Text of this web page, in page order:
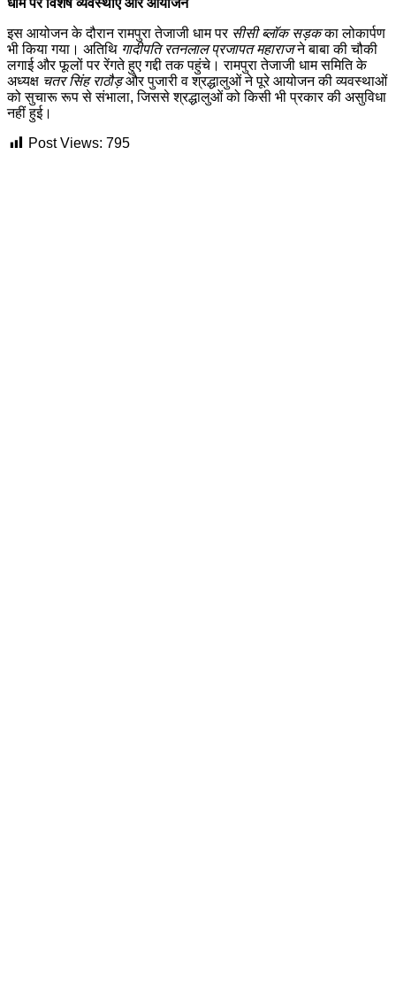
इस आयोजन के दौरान रामपुरा तेजाजी धाम पर सीसी ब्लॉक सड़कका लोकार्पण
भी किया गया। अतिथि गादीपति रतनलाल प्रजापत महाराजने बाबा की चौकी
लगाई और फूलों पर रेंगते हुए गद्दी तक पहुंचे। रामपुरा तेजाजी धाम समिति के
अध्यक्ष चतर सिंह राठौड़और पुजारी व श्रद्धालुओं ने पूरे आयोजन की व्यवस्थाओं
को सुचारू रूप से संभाला, जिससे श्रद्धालुओं को किसी भी प्रकार की असुविधा
नहीं हुई।
Post Views: 795